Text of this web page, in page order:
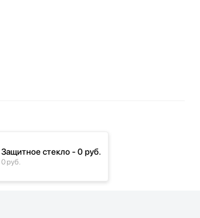
Защитное стекло - 0 руб.
0 руб.